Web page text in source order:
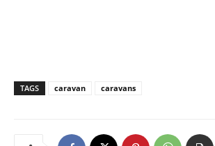
TAGS caravan caravans